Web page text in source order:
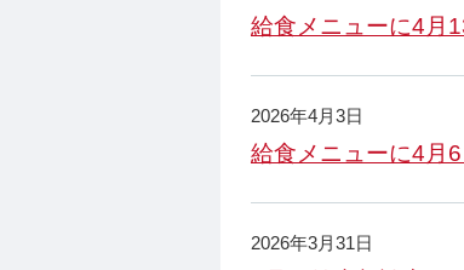
給食メニューに4月
2026年4月3日
給食メニューに4月
2026年3月31日